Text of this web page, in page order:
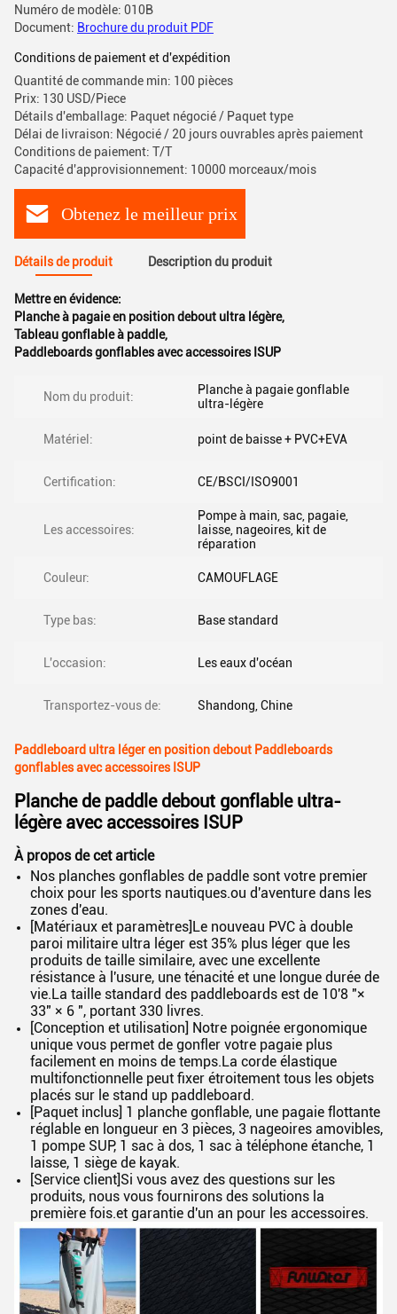
Numéro de modèle: 010B
Document: Brochure du produit PDF
Conditions de paiement et d'expédition
Quantité de commande min: 100 pièces
Prix: 130 USD/Piece
Détails d'emballage: Paquet négocié / Paquet type
Délai de livraison: Négocié / 20 jours ouvrables après paiement
Conditions de paiement: T/T
Capacité d'approvisionnement: 10000 morceaux/mois
Obtenez le meilleur prix
Détails de produit Description du produit
Mettre en évidence:
Planche à pagaie en position debout ultra légère,
Tableau gonflable à paddle,
Paddleboards gonflables avec accessoires ISUP
Nom du produit:
Planche à pagaie gonflable
ultra-légère
Matériel: point de baisse + PVC+EVA
Certification: CE/BSCI/ISO9001
Les accessoires:
Pompe à main, sac, pagaie,
laisse, nageoires, kit de
réparation
Couleur: CAMOUFLAGE
Type bas: Base standard
L'occasion: Les eaux d'océan
Transportez-vous de: Shandong, Chine
Paddleboard ultra léger en position debout Paddleboards
gonflables avec accessoires ISUP
Planche de paddle debout gonflable ultra-
légère avec accessoires ISUP
À propos de cet article
Nos planches gonflables de paddle sont votre premier
choix pour les sports nautiques.ou d'aventure dans les
zones d'eau.
[Matériaux et paramètres]Le nouveau PVC à double
paroi militaire ultra léger est 35% plus léger que les
produits de taille similaire, avec une excellente
résistance à l'usure, une ténacité et une longue durée de
vie.La taille standard des paddleboards est de 10'8 "×
33" × 6 ", portant 330 livres.
[Conception et utilisation] Notre poignée ergonomique
unique vous permet de gonfler votre pagaie plus
facilement en moins de temps.La corde élastique
multifonctionnelle peut fixer étroitement tous les objets
placés sur le stand up paddleboard.
[Paquet inclus] 1 planche gonflable, une pagaie flottante
réglable en longueur en 3 pièces, 3 nageoires amovibles,
1 pompe SUP, 1 sac à dos, 1 sac à téléphone étanche, 1
laisse, 1 siège de kayak.
[Service client]Si vous avez des questions sur les
produits, nous vous fournirons des solutions la
première fois.et garantie d'un an pour les accessoires.